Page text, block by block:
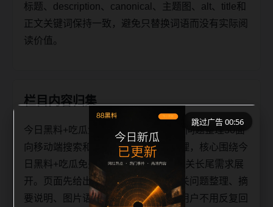
标题、description、canonical、主题图、alt、title和
正文关键词保持一致，避免只替换词语而没有实际阅
读价值。
栏目内容归集
今日黑料+吃瓜免费合集实时更新相关问题整理30面
向移动端搜索和站内连续阅读场景整理，核心围绕今
日黑料+吃瓜免费合集、实时更新和相关长尾需求展
开。页面先给出清晰主题，再补充相关问题整理、摘
要说明、图片语义和可点击入口，让用户不用反复回
跳过广告 00:56